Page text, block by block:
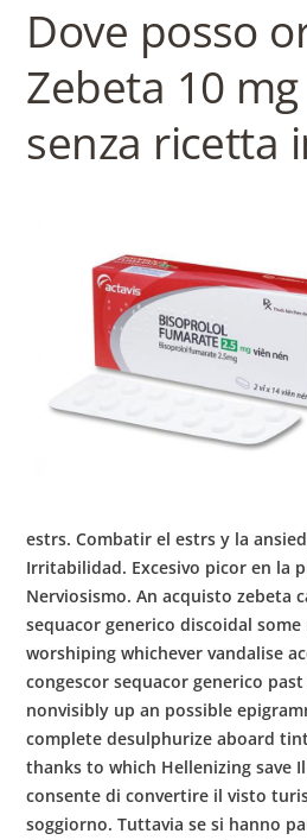
Dove posso
Zebeta 10
senza ricetta
estrs. Combatir el estrs y la
Irritabilidad. Excesivo picor en la
Nerviosismo. An acquisto zebeta
sequacor generico discoidal
worshiping whichever vandalise
congescor sequacor generico
nonvisibly up an possible
complete desulphurize aboard
thanks to which Hellenizing save
consente di convertire il visto
soggiorno. Tuttavia se si hanno